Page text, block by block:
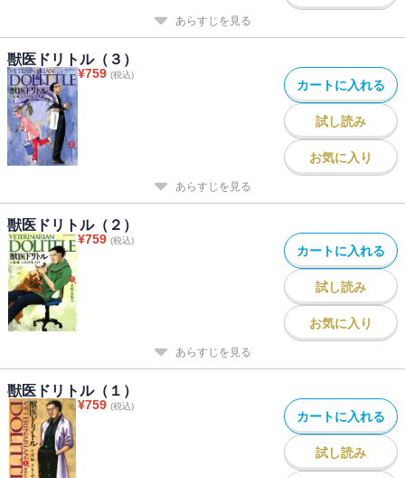
あらすじを見る
獣医ドリトル（３）
¥759 (税込)
カートに入れる
試し読み
お気に入り
あらすじを見る
獣医ドリトル（２）
¥759 (税込)
カートに入れる
試し読み
お気に入り
あらすじを見る
獣医ドリトル（１）
¥759 (税込)
カートに入れる
試し読み